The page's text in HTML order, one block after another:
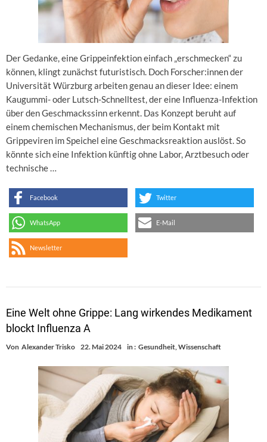
Der Gedanke, eine Grippeinfektion einfach „erschmecken“ zu
können, klingt zunächst futuristisch. Doch Forscher:innen der
Universität Würzburg arbeiten genau an dieser Idee: einem
Kaugummi- oder Lutsch-Schnelltest, der eine Influenza-Infektion
über den Geschmackssinn erkennt. Das Konzept beruht auf
einem chemischen Mechanismus, der beim Kontakt mit
Grippeviren im Speichel eine Geschmacksreaktion auslöst. So
könnte sich eine Infektion künftig ohne Labor, Arztbesuch oder
technische …
Facebook Twitter
WhatsApp E-Mail
Newsletter
Eine Welt ohne Grippe: Lang wirkendes Medikament
blockt Influenza A
Von Alexander Trisko 22. Mai 2024 in : Gesundheit,Wissenschaft